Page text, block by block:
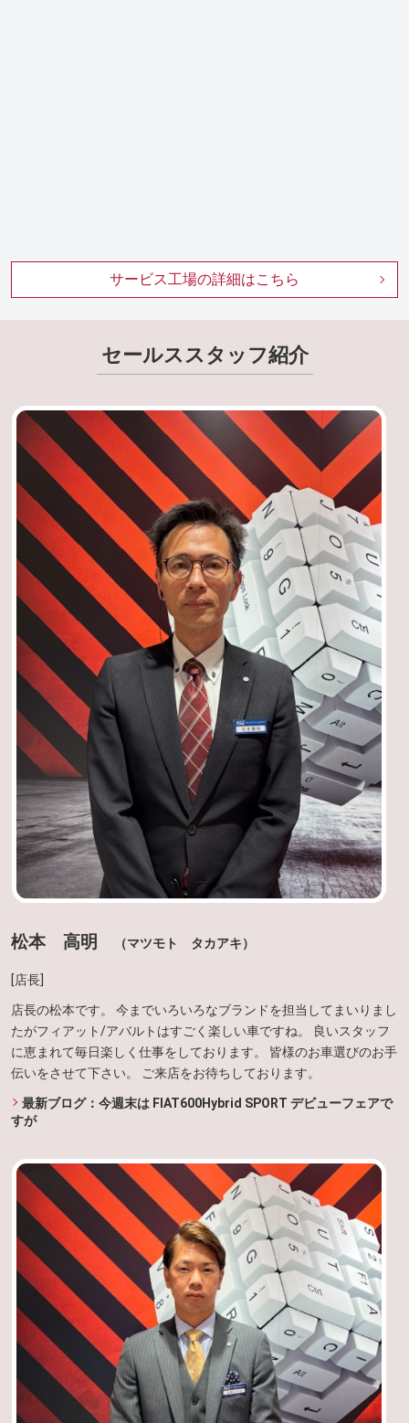
サービス工場の詳細はこちら
セールススタッフ紹介
松本 高明 （マツモト タカアキ）
[店長]
店長の松本です。 今までいろいろなブランドを担当してまいりまし
たがフィアット/アバルトはすごく楽しい車ですね。 良いスタッフ
に恵まれて毎日楽しく仕事をしております。 皆様のお車選びのお手
伝いをさせて下さい。 ご来店をお待ちしております。
最新ブログ：今週末は FIAT600Hybrid SPORT デビューフェアで
すが